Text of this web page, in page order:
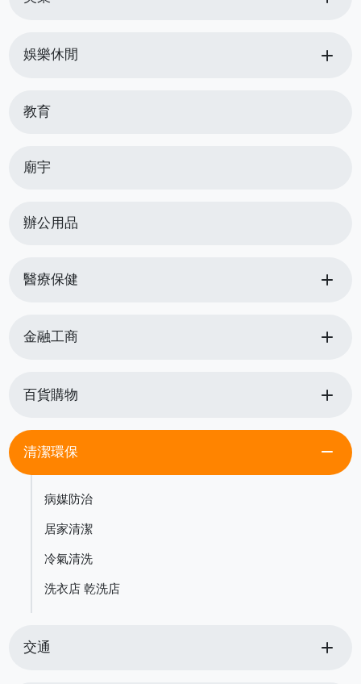
娛樂休閒 add
教育
廟宇
辦公用品
醫療保健 add
金融工商 add
百貨購物 add
清潔環保 remove
病媒防治
居家清潔
冷氣清洗
洗衣店 乾洗店
交通 add